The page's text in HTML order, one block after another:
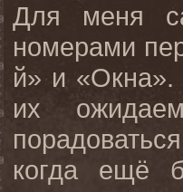
Для меня
номерами
й» и «Окна».
их
когда ещё